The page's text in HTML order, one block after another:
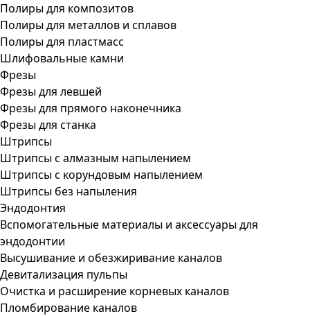
Полиры для композитов
Полиры для металлов и сплавов
Полиры для пластмасс
Шлифовальные камни
Фрезы
Фрезы для левшей
Фрезы для прямого наконечника
Фрезы для станка
Штрипсы
Штрипсы c алмазным напылением
Штрипсы c корундовым напылением
Штрипсы без напыления
Эндодонтия
Вспомогательные материалы и аксессуары для
эндодонтии
Высушивание и обезжиривание каналов
Девитализация пульпы
Очистка и расширение корневых каналов
Пломбирование каналов